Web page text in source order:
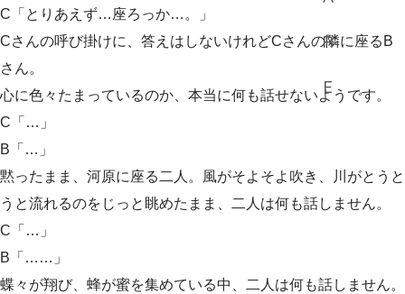
C「とりあえず…座ろっか…。」
Cさんの呼び掛けに、答えはしないけれどCさんの隣に座るB
さん。
心に色々たまっているのか、本当に何も話せないようです。
C「…」
B「…」
黙ったまま、河原に座る二人。風がそよそよ吹き、川がとうと
うと流れるのをじっと眺めたまま、二人は何も話しません。
C「…」
B「……」
蝶々が翔び、蜂が蜜を集めている中、二人は何も話しません。